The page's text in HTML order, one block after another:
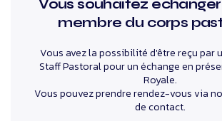
Vous souhaitez
membre du corps
Vous avez la possibilité d'être reçu par
Staff Pastoral pour un échange en
Royale.
Vous pouvez prendre rendez-vous via
de contact.